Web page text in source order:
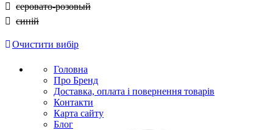
серовато-розовый
синій
Очистити вибір
Головна
Про Бренд
Доставка, оплата і повернення товарів
Контакти
Карта сайту
Блог